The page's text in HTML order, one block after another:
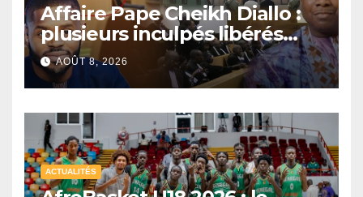
Affaire Pape Cheikh Diallo :
plusieurs inculpés libérés
après un non-lieu partiel
AOÛT 8, 2026
ACTUALITÉS